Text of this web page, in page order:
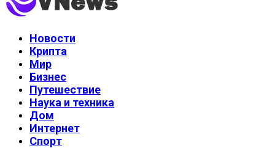
Новости
Крипта
Мир
Бизнес
Путешествие
Наука и техника
Дом
Интернет
Спорт